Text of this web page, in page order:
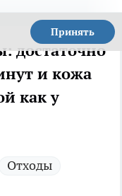
Принять
достаточно
и кожа
как у
Отходы